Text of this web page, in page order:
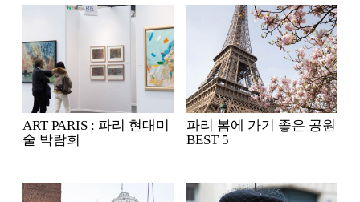
ART PARIS : 파리 현대미
술 박람회
파리 봄에 가기 좋은 공원
BEST 5